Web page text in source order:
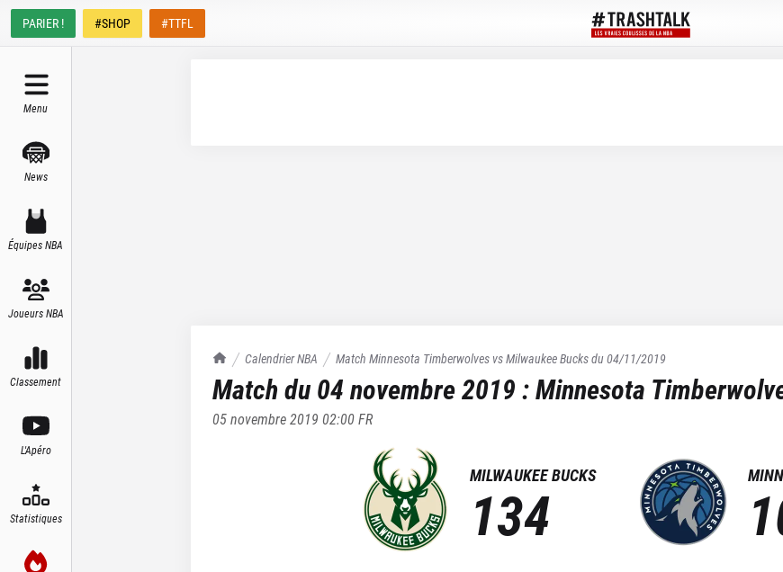
PARIER ! #SHOP #TTFL
Menu
News
Équipes NBA
Joueurs NBA
Classement
L'Apéro
Statistiques
TrashTalk Actu NBA
Calendrier NBA Match Minnesota Timberwolves vsMilwaukee Bucksdu04/11/2019
Match du 04 novembre 2019 :Minnesota
05 novembre 2019 02:00FR
MILWAUKEE BUCKS
134